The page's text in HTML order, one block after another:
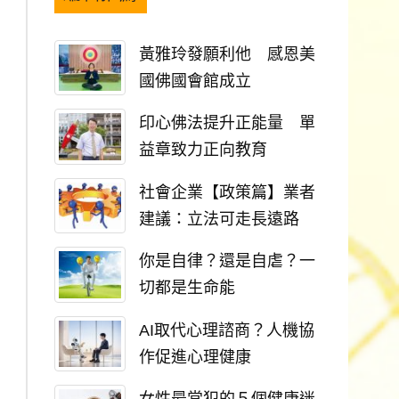
黃雅玲發願利他 感恩美
國佛國會館成立
印心佛法提升正能量 單
益章致力正向教育
社會企業【政策篇】業者
建議：立法可走長遠路
你是自律？還是自虐？一
切都是生命能
AI取代心理諮商？人機協
作促進心理健康